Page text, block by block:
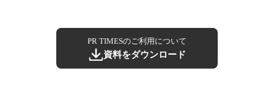
PR TIMESのご利用について
資料をダウンロード